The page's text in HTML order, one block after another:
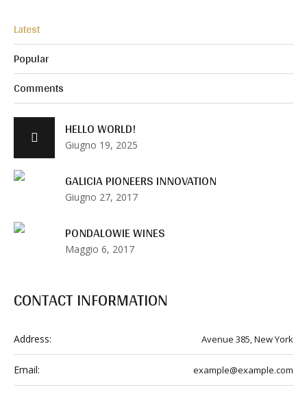
Latest
Popular
Comments
HELLO WORLD!
Giugno 19, 2025
GALICIA PIONEERS INNOVATION
Giugno 27, 2017
PONDALOWIE WINES
Maggio 6, 2017
CONTACT INFORMATION
Address: Avenue 385, New York
Email: example@example.com